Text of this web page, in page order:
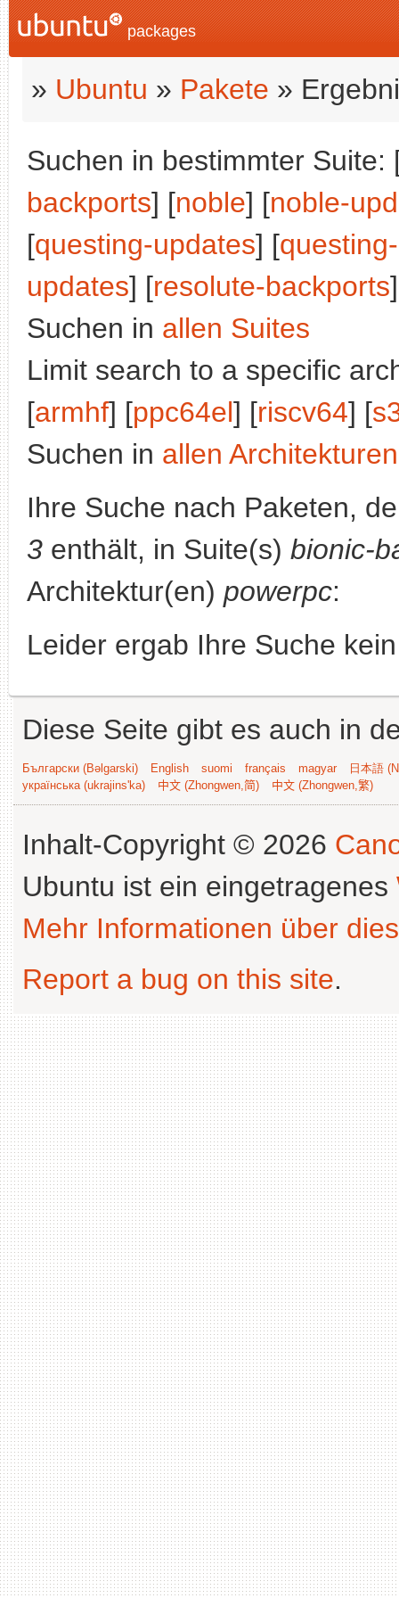
packages
» Ubuntu » Pakete »
Suchen in bestimmter Suite:
backports] [noble] [noble-
[questing-updates] [
updates] [resolute-backports
Suchen in allen Suites
Limit search to a specific
[armhf] [ppc64el] [riscv64] [
Suchen in allen Architekturen
Ihre Suche nach Paketen,
3 enthält, in Suite(s) bionic-
Architektur(en) powerpc:
Leider ergab Ihre Suche
Diese Seite gibt es auch in
Български (Bəlgarski) English suomi français magyar
日本語
українська (ukrajins'ka)
中文 (Zhongwen,简) 中文 (Zhongwen,繁)
Inhalt-Copyright © 2026
Ubuntu ist ein eingetragenes
Mehr Informationen über
Report a bug on this site.